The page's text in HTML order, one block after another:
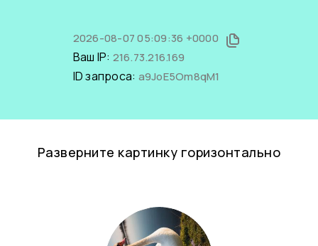
2026-08-07 05:09:36 +0000
Ваш IP: 216.73.216.169
ID запроса: a9JoE5Om8qM1
Разверните картинку горизонтально